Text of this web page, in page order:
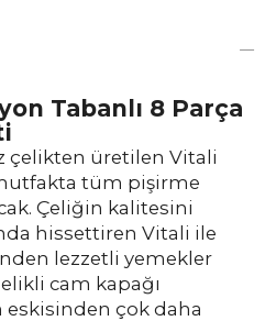
Tabanlı 8 Parça
çelikten üretilen Vitali
tüm pişirme
Çeliğin kalitesini
hissettiren Vitali ile
lezzetli yemekler
cam kapağı
çok daha